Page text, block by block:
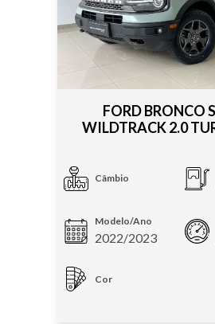
FORD BRONCO
WILDTRACK 2.0
Câmbio
Modelo/Ano
2022/2023
Cor